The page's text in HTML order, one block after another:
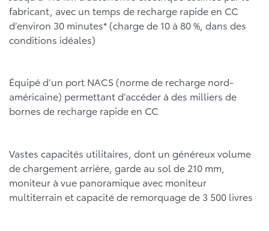
fabricant, avec un temps de recharge rapide en CC
d’environ 30 minutes* (charge de 10 à 80 %, dans des
conditions idéales)
Équipé d’un port NACS (norme de recharge nord-
américaine) permettant d’accéder à des milliers de
bornes de recharge rapide en CC
Vastes capacités utilitaires, dont un généreux volume
de chargement arrière, garde au sol de 210 mm,
moniteur à vue panoramique avec moniteur
multiterrain et capacité de remorquage de 3 500 livres